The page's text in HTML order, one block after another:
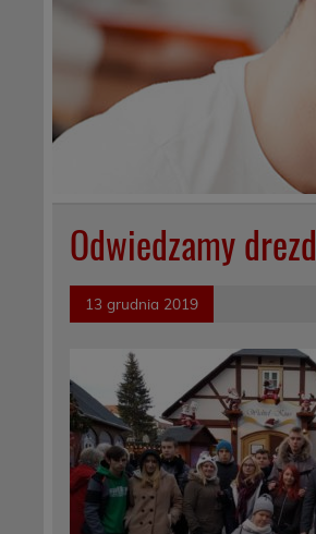
Odwiedzamy
13 grudnia 2019